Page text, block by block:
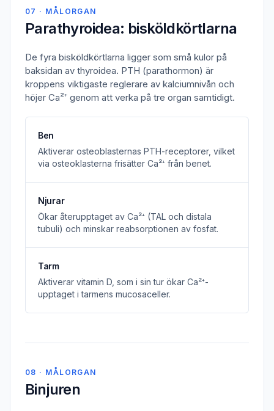
07 · MÅLORGAN
Parathyroidea: bisköldkörtlarna
De fyra bisköldkörtlarna ligger som små kulor på
baksidan av thyroidea. PTH (parathormon) är
kroppens viktigaste reglerare av kalciumnivån och
höjer Ca²⁺ genom att verka på tre organ samtidigt.
Ben
Aktiverar osteoblasternas PTH-receptorer, vilket
via osteoklasterna frisätter Ca²⁺ från benet.
Njurar
Ökar återupptaget av Ca²⁺ (TAL och distala
tubuli) och minskar reabsorptionen av fosfat.
Tarm
Aktiverar vitamin D, som i sin tur ökar Ca²⁺-
upptaget i tarmens mucosaceller.
08 · MÅLORGAN
Binjuren